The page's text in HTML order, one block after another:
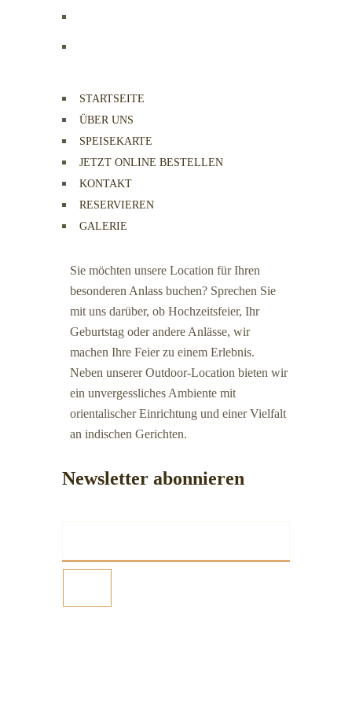
STARTSEITE
ÜBER UNS
SPEISEKARTE
JETZT ONLINE BESTELLEN
KONTAKT
RESERVIEREN
GALERIE
Sie möchten unsere Location für Ihren
besonderen Anlass buchen? Sprechen Sie
mit uns darüber, ob Hochzeitsfeier, Ihr
Geburtstag oder andere Anlässe, wir
machen Ihre Feier zu einem Erlebnis.
Neben unserer Outdoor-Location bieten wir
ein unvergessliches Ambiente mit
orientalischer Einrichtung und einer Vielfalt
an indischen Gerichten.
Newsletter abonnieren